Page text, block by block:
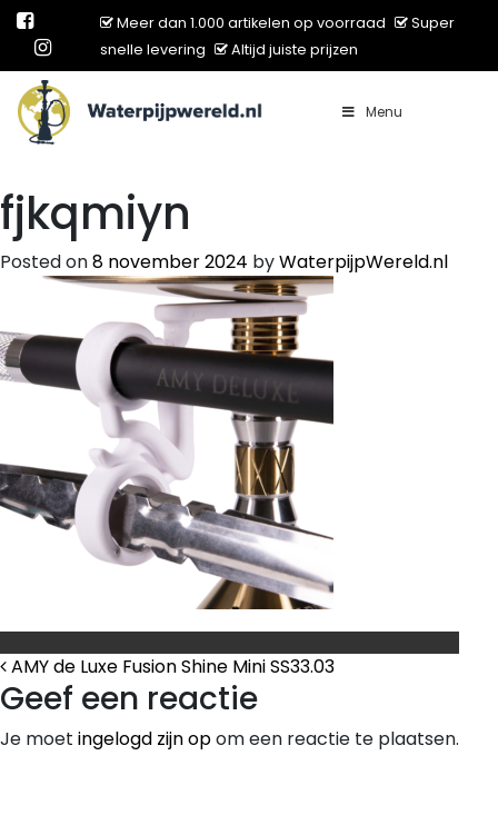
Meer dan 1.000 artikelen op voorraad
Super
snelle levering
Altijd juiste prijzen
Main Navigation Menu
fjkqmiyn
Posted on8 november 2024 byWaterpijpWereld.nl
Bericht Navigatie
AMY de Luxe Fusion Shine Mini SS33.03
Geef een reactie
Je moet ingelogd zijn opom een reactie te plaatsen.